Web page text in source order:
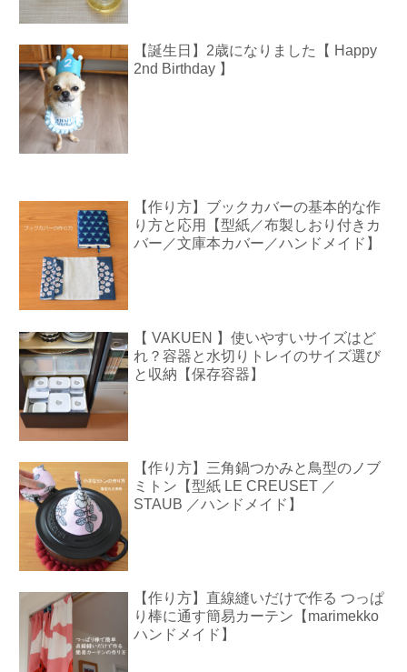
【誕生日】2歳になりました【 Happy
2nd Birthday 】
【作り方】ブックカバーの基本的な作
り方と応用【型紙／布製しおり付きカ
バー／文庫本カバー／ハンドメイド】
【 VAKUEN 】使いやすいサイズはど
れ？容器と水切りトレイのサイズ選び
と収納【保存容器】
【作り方】三角鍋つかみと鳥型のノブ
ミトン【型紙 LE CREUSET ／
STAUB ／ハンドメイド】
【作り方】直線縫いだけで作る つっぱ
り棒に通す簡易カーテン【marimekko
ハンドメイド】